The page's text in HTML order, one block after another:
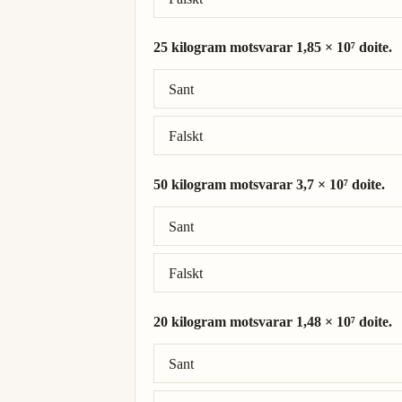
25 kilogram motsvarar 1,85 × 10⁷ doite.
Sant
Falskt
Rätt svar: 25 kilogram = 1,85 × 10⁷
50 kilogram motsvarar 3,7 × 10⁷ doite.
Sant
Falskt
Rätt svar: 50 kilogram = 3,7 × 10⁷ doite.
20 kilogram motsvarar 1,48 × 10⁷ doite.
Sant
Rätt svar: 20 kilogram = 1,48 × 10⁷